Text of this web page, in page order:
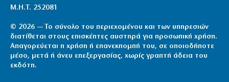
Μ.Η.Τ. 252081
© 2026 — Το σύνολο του περιεχομένου και των υπηρεσιών
διατίθεται στους επισκέπτες αυστηρά για προσωπική χρήση.
Απαγορεύεται η χρήση ή επανεκπομπή του, σε οποιοδήποτε
μέσο, μετά ή άνευ επεξεργασίας, χωρίς γραπτή άδεια του
εκδότη.